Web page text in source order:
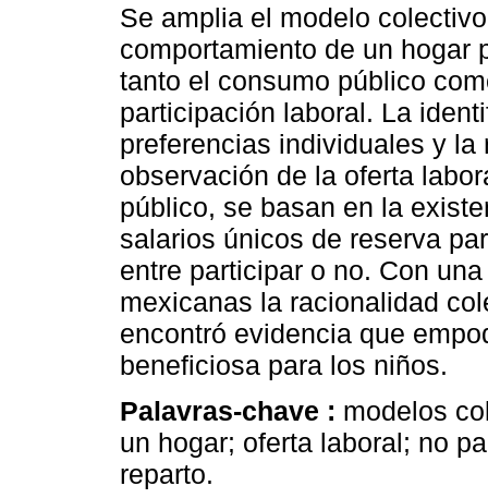
Se amplia el modelo
comportamiento de un hogar
tanto el consumo público
participación laboral. La
preferencias individuales y
observación de la oferta
público, se basan en la
salarios únicos de reserva
entre participar o no. Con
mexicanas la racionalidad
encontró evidencia que
beneficiosa para los niños.
Palavras-chave : modelos
un hogar; oferta laboral; no
reparto.